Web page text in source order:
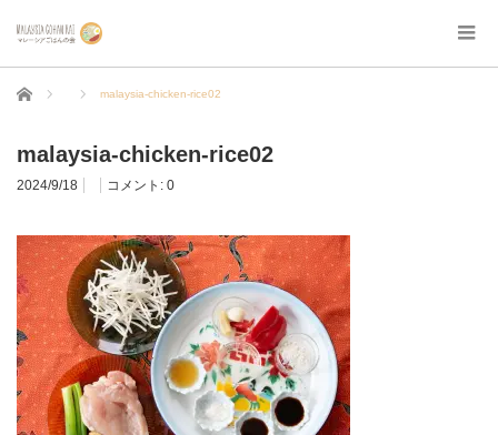
ホーム malaysia-chicken-rice02
malaysia-chicken-rice02
2024/9/18 コメント: 0